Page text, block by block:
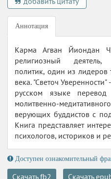
Аннотация
Кapма Агван Йиондан
религиозный
политик, один из лидеров
века. "Светоч
русском языке перевод
молитвенно-
верующих буддистов с
Книга представляет
психологов, историков и
Доступен ознакомительный
Скачать fb2
Скачать